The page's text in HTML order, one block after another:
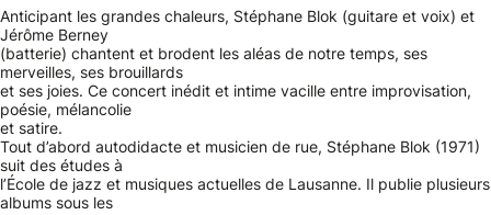
Anticipant les grandes chaleurs, Stéphane Blok (guitare et voix) et
Jérôme Berney
(batterie) chantent et brodent les aléas de notre temps, ses
merveilles, ses brouillards
et ses joies. Ce concert inédit et intime vacille entre improvisation,
poésie, mélancolie
et satire.
Tout d’abord autodidacte et musicien de rue, Stéphane Blok (1971)
suit des études à
l’École de jazz et musiques actuelles de Lausanne. Il publie plusieurs
albums sous les